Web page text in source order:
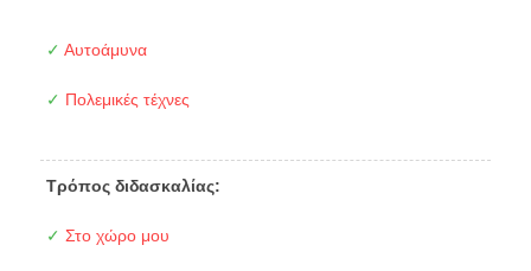
✓ Αυτοάμυνα
✓ Πολεμικές τέχνες
Τρόπος διδασκαλίας:
✓ Στο χώρο μου